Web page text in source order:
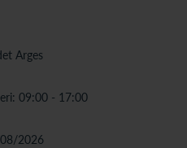
Arges
09:00 - 17:00
08/2026